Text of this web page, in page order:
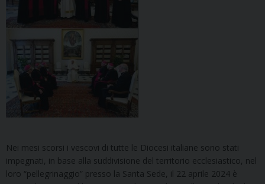
Nei mesi scorsi i vescovi di tutte le Diocesi italiane sono stati
impegnati, in base alla suddivisione del territorio ecclesiastico, nel
loro “pellegrinaggio” presso la Santa Sede, il 22 aprile 2024 è